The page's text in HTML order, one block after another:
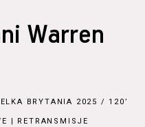
Warren
BRYTANIA 2025 / 120’
| RETRANSMISJE